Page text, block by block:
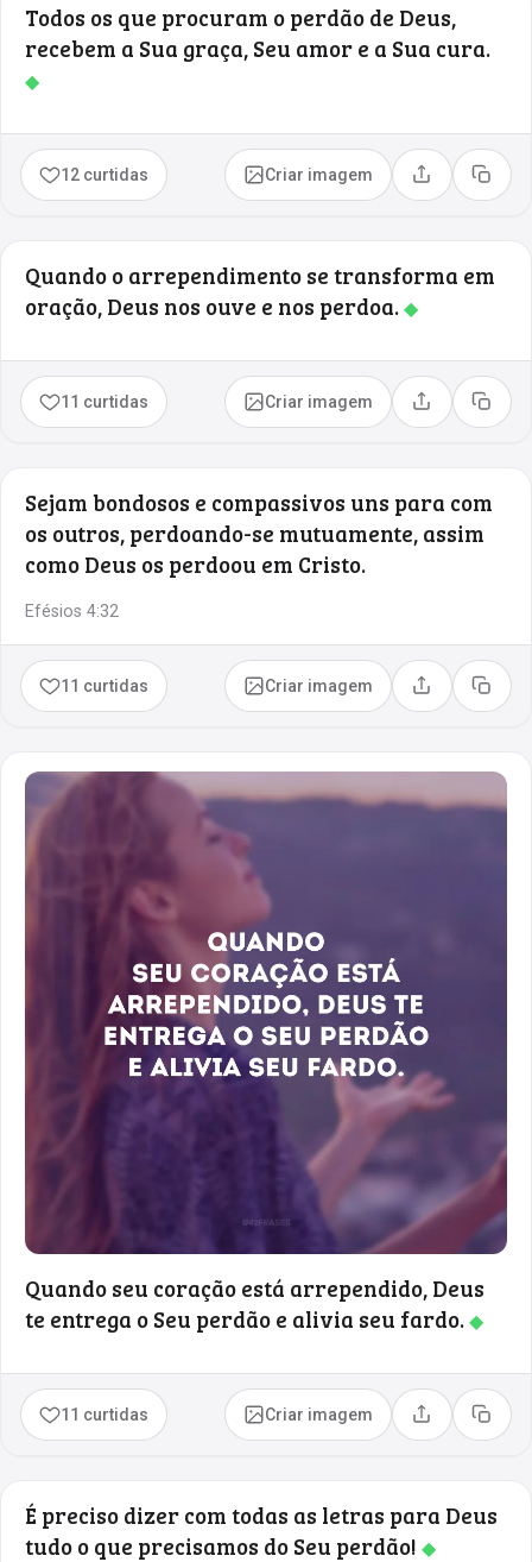
Todos os que procuram o perdão de Deus,
recebem a Sua graça, Seu amor e a Sua cura.
◆
12 curtidas Criar imagem Compartilhar
Copiar
Quando o arrependimento se transforma em
oração, Deus nos ouve e nos perdoa.◆
11 curtidas Criar imagem Compartilhar
Copiar
Sejam bondosos e compassivos uns para com
os outros, perdoando-se mutuamente, assim
como Deus os perdoou em Cristo.
Efésios 4:32
11 curtidas Criar imagem Compartilhar
Copiar
Quando seu coração está arrependido, Deus
te entrega o Seu perdão e alivia seu fardo.◆
11 curtidas Criar imagem Compartilhar
Copiar
É preciso dizer com todas as letras para Deus
tudo o que precisamos do Seu perdão! ◆